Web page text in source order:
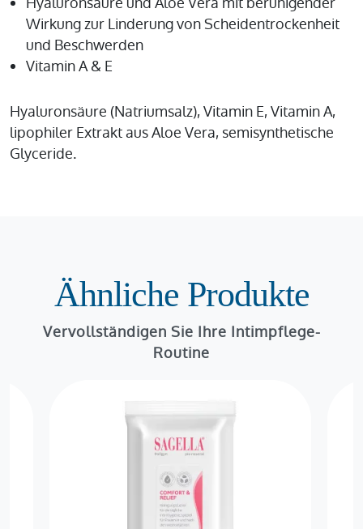
Wirkung zur Linderung von Scheidentrockenheit
und Beschwerden
Vitamin A & E
Hyaluronsäure (Natriumsalz), Vitamin E, Vitamin A,
lipophiler Extrakt aus Aloe Vera, semisynthetische
Glyceride.
Ähnliche Produkte
Vervollständigen Sie Ihre Intimpflege-
Routine